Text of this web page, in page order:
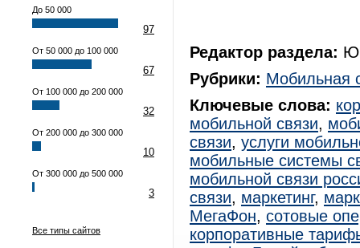
До 50 000
97
От 50 000 до 100 000
67
От 100 000 до 200 000
32
От 200 000 до 300 000
10
От 300 000 до 500 000
3
Все типы сайтов
Редактор раздела:
Рубрики: Мобильная
Ключевые слова:
мобильной связи,
связи, услуги
мобильные системы
мобильной связи
связи, маркетинг,
МегаФон, сотовые
корпоративные